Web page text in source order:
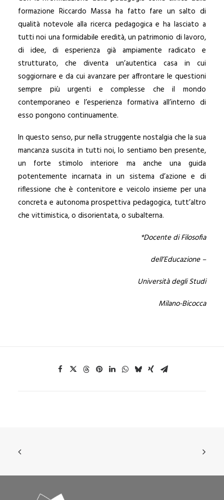
formazione Riccardo Massa ha fatto fare un salto di
qualità notevole alla ricerca pedagogica e ha lasciato a
tutti noi una formidabile eredità, un patrimonio di lavoro,
di idee, di esperienza già ampiamente radicato e
strutturato, che diventa un’autentica casa in cui
soggiornare e da cui avanzare per affrontare le questioni
sempre più urgenti e complesse che il mondo
contemporaneo e l’esperienza formativa all’interno di
esso pongono continuamente.
In questo senso, pur nella struggente nostalgia che la sua
mancanza suscita in tutti noi, lo sentiamo ben presente,
un forte stimolo interiore ma anche una guida
potentemente incarnata in un sistema d’azione e di
riflessione che è contenitore e veicolo insieme per una
concreta e autonoma prospettiva pedagogica, tutt’altro
che vittimistica, o disorientata, o subalterna.
*Docente di Filosofia
dell’Educazione –
Università degli Studi
Milano-Bicocca